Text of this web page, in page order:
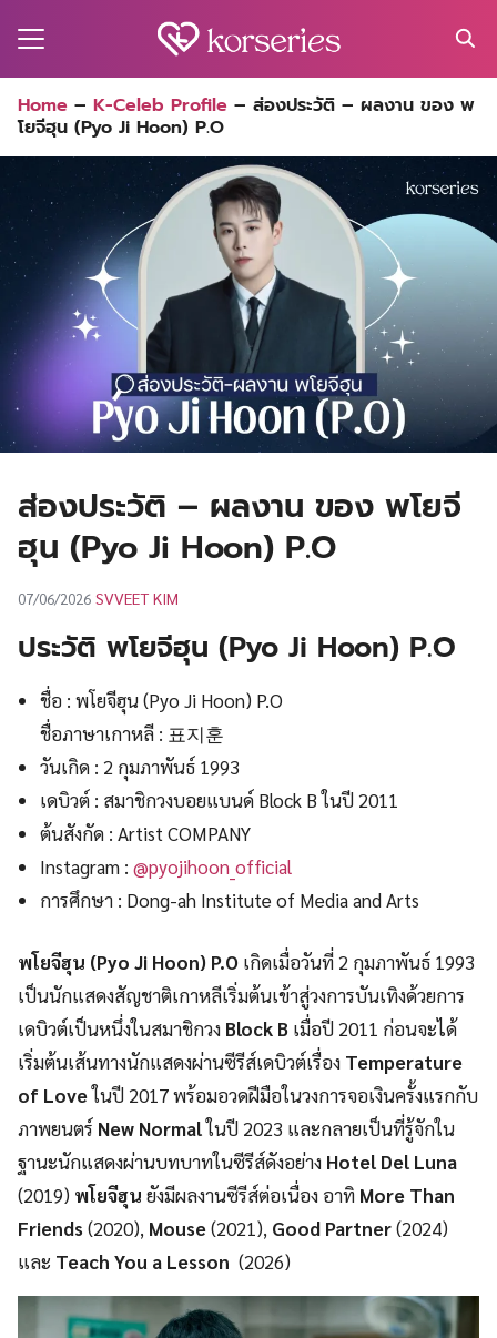
for:
Home – K-Celeb Profile – ส่องประวัติ – ผลงาน ของ พ
โยจีฮุน (Pyo Ji Hoon) P.O
ส่องประวัติ – ผลงาน ของ พโยจี
ฮุน (Pyo Ji Hoon) P.O
07/06/2026 SVVEET KIM
ประวัติ พโยจีฮุน (Pyo Ji Hoon) P.O
ชื่อ : พโยจีฮุน (Pyo Ji Hoon) P.O
ชื่อภาษาเกาหลี : 표지훈
วันเกิด : 2 กุมภาพันธ์ 1993
เดบิวต์ : สมาชิกวงบอยแบนด์ Block B ในปี 2011
ต้นสังกัด : Artist COMPANY
Instagram :@pyojihoon_official
การศึกษา : Dong-ah Institute of Media and Arts
พโยจีฮุน (Pyo Ji Hoon) P.O เกิดเมื่อวันที่ 2 กุมภาพันธ์ 1993
เป็นนักแสดงสัญชาติเกาหลีเริ่มต้นเข้าสู่วงการบันเทิงด้วยการ
เดบิวต์เป็นหนึ่งในสมาชิกวง Block B เมื่อปี 2011 ก่อนจะได้
เริ่มต้นเส้นทางนักแสดงผ่านซีรีส์เดบิวต์เรื่อง Temperature
of Loveในปี 2017 พร้อมอวดฝีมือในวงการจอเงินครั้งแรกกับ
ภาพยนตร์ New Normalในปี 2023 และกลายเป็นที่รู้จักใน
ฐานะนักแสดงผ่านบทบาทในซีรีส์ดังอย่าง Hotel Del Luna
(2019) พโยจีฮุน ยังมีผลงานซีรีส์ต่อเนื่อง อาทิ More Than
Friends(2020), Mouse(2021), Good Partner(2024)
และ Teach You a Lesson (2026)